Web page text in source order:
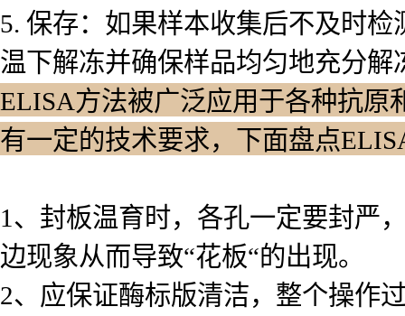
5. 保存：如果样本收集后不及时
温下解冻并确保样品均匀地充分解
ELISA方法被广泛应用于各种抗原
有一定的技术要求，下面盘点
1、封板温育时，各孔一定要封严
边现象从而导致“花板“的出现。
2、应保证酶标版清洁，整个操作